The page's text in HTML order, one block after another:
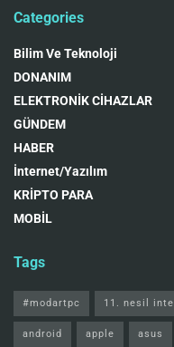
Categories
Bilim Ve Teknoloji
DONANIM
ELEKTRONİK CİHAZLAR
GÜNDEM
HABER
İnternet/Yazılım
KRİPTO PARA
MOBİL
Tags
#modartpc 11. nesil intel
android apple asus